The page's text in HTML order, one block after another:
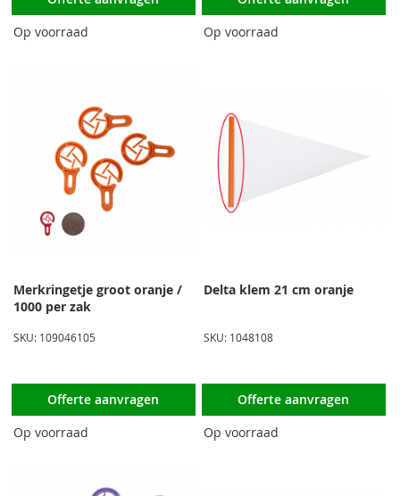
Op voorraad
Op voorraad
Merkringetje groot oranje /
1000 per zak
SKU: 109046105
Offerte aanvragen
Op voorraad
Delta klem 21 cm oranje
SKU: 1048108
Offerte aanvragen
Op voorraad